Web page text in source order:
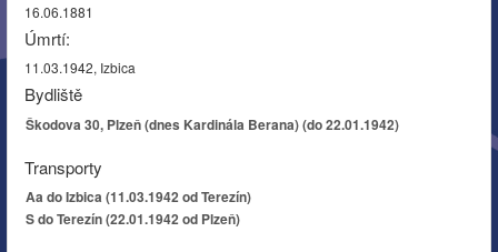
16.06.1881
Úmrtí:
11.03.1942, Izbica
Bydliště
Škodova 30, Plzeň (dnes Kardinála Berana) (do 22.01.1942)
Transporty
Aa do Izbica (11.03.1942 od Terezín)
S do Terezín (22.01.1942 od Plzeň)